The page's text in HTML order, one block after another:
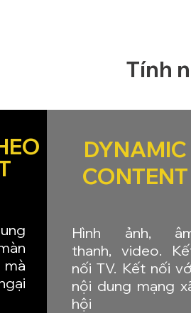
Tính
​DYNAMIC
CONTENT
Hình ảnh,
thanh, video.
nối TV. Kết nối
nội dung mạng
hội